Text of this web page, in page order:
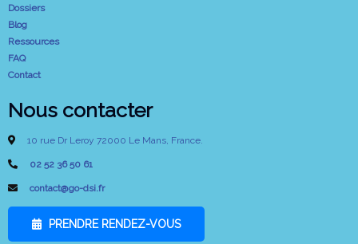
Dossiers
Blog
Ressources
FAQ
Contact
Nous contacter
10 rue Dr Leroy 72000 Le Mans, France.
02 52 36 50 61
contact@go-dsi.fr
PRENDRE RENDEZ-VOUS